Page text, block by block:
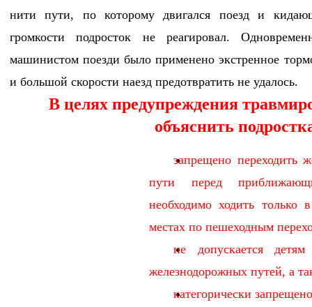
нити пути, по которому двигался поезд и
громкости подросток не реагировал.
машинистом поезди было применено экстренное
и большой скорости наезд предотвратить не удалось.
В целях предупреждения
объяснить
запрещено переходить
пути перед
необходимо ходить только
местах по пешеходным
не допускается
железнодорожных путей, а
категорически